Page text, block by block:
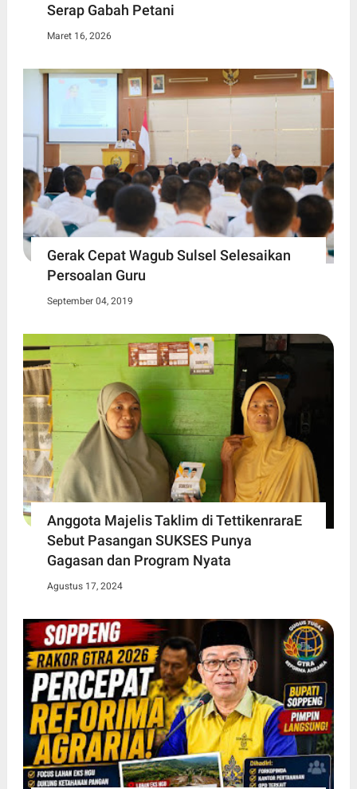
Serap Gabah Petani
Maret 16, 2026
Gerak Cepat Wagub Sulsel Selesaikan
Persoalan Guru
September 04, 2019
Anggota Majelis Taklim di TettikenraraE
Sebut Pasangan SUKSES Punya
Gagasan dan Program Nyata
Agustus 17, 2024